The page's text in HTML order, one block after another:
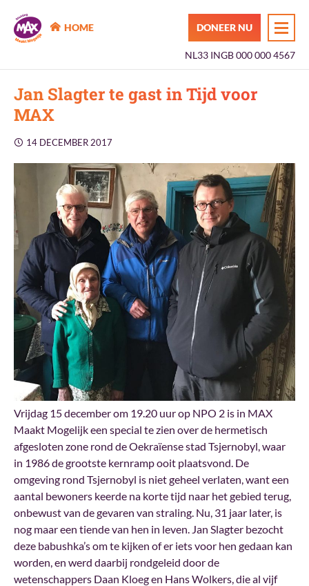
MAX Maakt Mogelijk
HOME DONEER NU
NL33 INGB 000 000 4567
Jan Slagter te gast in Tijd voor
MAX
14 DECEMBER 2017
Vrijdag 15 december om 19.20 uur op NPO 2 is in MAX
Maakt Mogelijk een special te zien over de hermetisch
afgesloten zone rond de Oekraïense stad Tsjernobyl, waar
in 1986 de grootste kernramp ooit plaatsvond. De
omgeving rond Tsjernobyl is niet geheel verlaten, want een
aantal bewoners keerde na korte tijd naar het gebied terug,
onbewust van de gevaren van straling. Nu, 31 jaar later, is
nog maar een tiende van hen in leven. Jan Slagter bezocht
deze babushka’s om te kijken of er iets voor hen gedaan kan
worden, en werd daarbij rondgeleid door de
wetenschappers Daan Kloeg en Hans Wolkers, die al vijf